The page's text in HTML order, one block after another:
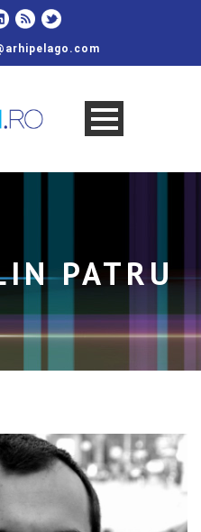
PATRU